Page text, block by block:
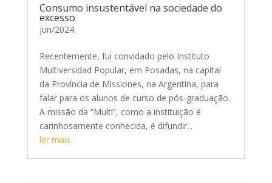
Consumo insustentável na sociedade do
excesso
jun/2024
Recentemente, fui convidado pelo Instituto
Multiversidad Popular, em Posadas, na capital
da Província de Missiones, na Argentina, para
falar para os alunos de curso de pós-graduação.
A missão da “Multi”, como a instituição é
carinhosamente conhecida, é difundir...
ler mais